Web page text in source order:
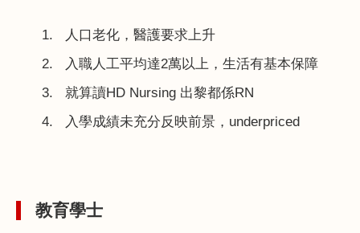
1.
人口老化，醫護要求上升
2. 入職人工平均達2萬以上，生活有基本保障
3. 就算讀HD Nursing 出黎都係RN
4. 入學成績未充分反映前景， underpriced
教育學士